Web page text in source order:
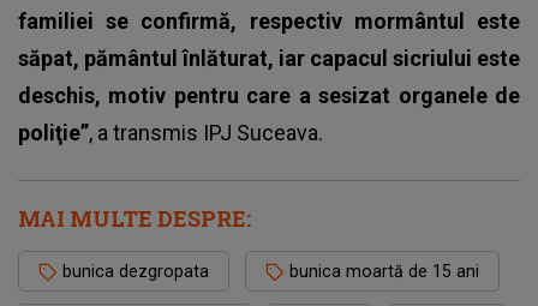
familiei se confirmă, respectiv mormântul este
săpat, pământul înlăturat, iar capacul sicriului este
deschis, motiv pentru care a sesizat organele de
poliţie”, a transmis IPJ Suceava.
MAI MULTE DESPRE:
bunica dezgropata bunica moartă de 15 ani